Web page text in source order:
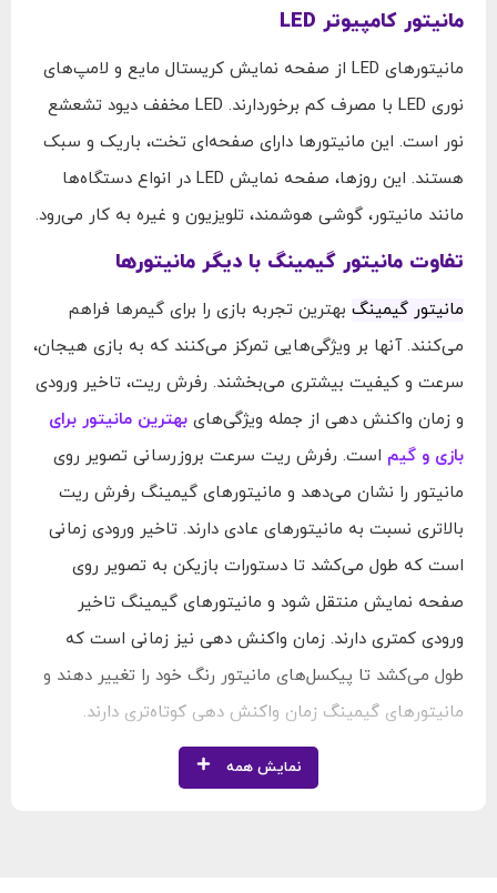
مانیتور کامپیوتر LED
مانیتورهای LED از صفحه نمایش کریستال مایع و لامپ‌های
نوری LED با مصرف کم برخوردارند. LED مخفف دیود تشعشع
نور است. این مانیتورها دارای صفحه‌ای تخت، باریک و سبک
هستند. این روزها، صفحه نمایش LED در انواع دستگاه‌ها
مانند مانیتور، گوشی هوشمند، تلویزیون و غیره به کار می‌رود.
تفاوت مانیتور گیمینگ با دیگر مانیتورها
مانیتور گیمینگ بهترین تجربه بازی را برای گیمرها فراهم
می‌کنند. آنها بر ویژگی‌هایی تمرکز می‌کنند که به بازی هیجان،
سرعت و کیفیت بیشتری می‌بخشند. رفرش ریت، تاخیر ورودی
و زمان واکنش دهی از جمله ویژگی‌های بهترین مانیتور برای
بازی و گیم است. رفرش ریت سرعت بروزرسانی تصویر روی
مانیتور را نشان می‌دهد و مانیتورهای گیمینگ رفرش ریت
بالاتری نسبت به مانیتورهای عادی دارند. تاخیر ورودی زمانی
است که طول می‌کشد تا دستورات بازیکن به تصویر روی
صفحه نمایش منتقل شود و مانیتورهای گیمینگ تاخیر
ورودی کمتری دارند. زمان واکنش دهی نیز زمانی است که
طول می‌کشد تا پیکسل‌های مانیتور رنگ خود را تغییر دهند و
مانیتورهای گیمینگ زمان واکنش دهی کوتاه‌تری دارند.
نمایش همه